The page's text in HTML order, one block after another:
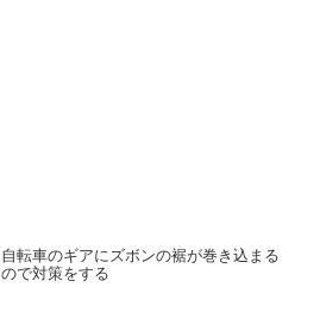
自転車のギアにズボンの裾が巻き込まる
ので対策をする